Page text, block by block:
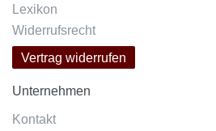
Lexikon
Widerrufsrecht
Vertrag widerrufen
Unternehmen
Kontakt